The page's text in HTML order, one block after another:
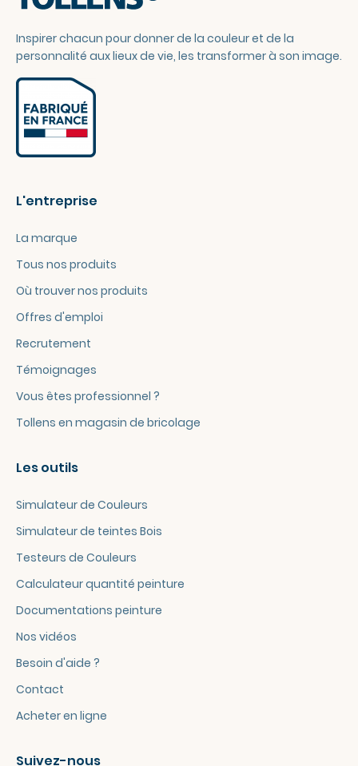
Inspirer chacun pour donner de la couleur et de la
personnalité aux lieux de vie, les transformer à son image.
L'entreprise
La marque
Tous nos produits
Où trouver nos produits
Offres d'emploi
Recrutement
Témoignages
Vous êtes professionnel ?
Tollens en magasin de bricolage
Les outils
Simulateur de Couleurs
Simulateur de teintes Bois
Testeurs de Couleurs
Calculateur quantité peinture
Documentations peinture
Nos vidéos
Besoin d'aide ?
Contact
Acheter en ligne
Suivez-nous